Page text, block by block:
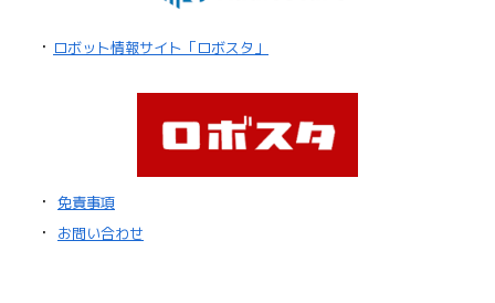
・ ロボット情報サイト「ロボスタ」
・ 免責事項
・ お問い合わせ